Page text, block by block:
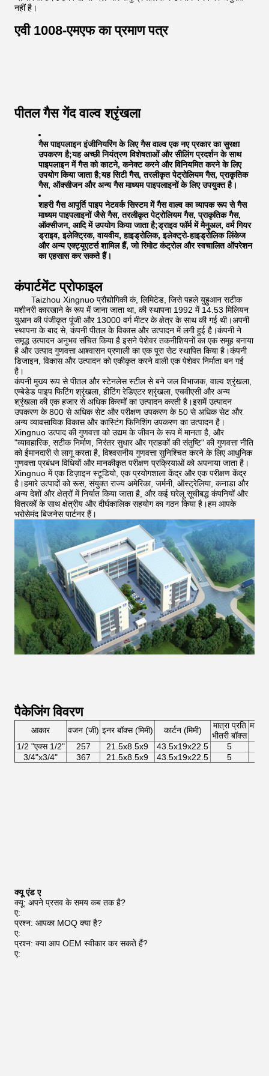
नहीं है।
एवी 1008-एमएफ का प्रमाण पत्र
पीतल गैस गेंद वाल्व श्रृंखला
गैस पाइपलाइन इंजीनियरिंग के लिए गैस वाल्व एक नए प्रकार का सुरक्षा
उपकरण है;यह अच्छी नियंत्रण विशेषताओं और सीलिंग प्रदर्शन के साथ
पाइपलाइन में गैस को काटने, कनेक्ट करने और विनियमित करने के लिए
उपयोग किया जाता है;यह सिटी गैस, तरलीकृत पेट्रोलियम गैस, प्राकृतिक
गैस, ऑक्सीजन और अन्य गैस माध्यम पाइपलाइनों के लिए उपयुक्त है।
शहरी गैस आपूर्ति पाइप नेटवर्क सिस्टम में गैस वाल्व का व्यापक रूप से गैस
माध्यम पाइपलाइनों जैसे गैस, तरलीकृत पेट्रोलियम गैस, प्राकृतिक गैस,
ऑक्सीजन, आदि में उपयोग किया जाता है;ड्राइव फॉर्म में मैनुअल, वर्म गियर
ड्राइव, इलेक्ट्रिक, वायवीय, हाइड्रोलिक, इलेक्ट्रो-हाइड्रोलिक लिंकेज
और अन्य एक्ट्यूएटर्स शामिल हैं, जो रिमोट कंट्रोल और स्वचालित ऑपरेशन
का एहसास कर सकते हैं।
कंपार्टमेंट प्रोफाइल
Taizhou Xingnuo प्रौद्योगिकी कं, लिमिटेड, जिसे पहले युहुआन सटीक
मशीनरी कारखाने के रूप में जाना जाता था, की स्थापना 1992 में 14.53 मिलियन
युआन की पंजीकृत पूंजी और 13000 वर्ग मीटर के क्षेत्र के साथ की गई थी।अपनी
स्थापना के बाद से, कंपनी पीतल के विकास और उत्पादन में लगी हुई है।कंपनी ने
समृद्ध उत्पादन अनुभव संचित किया है इसने पेशेवर तकनीशियनों का एक समूह बनाया
है और उत्पाद गुणवत्ता आश्वासन प्रणाली का एक पूरा सेट स्थापित किया है।कंपनी
डिजाइन, विकास और उत्पादन को एकीकृत करने वाली एक पेशेवर निर्माता बन गई
है।
कंपनी मुख्य रूप से पीतल और स्टेनलेस स्टील से बने जल विभाजक, वाल्व श्रृंखला,
एम्बेडेड पाइप फिटिंग श्रृंखला, हीटिंग रेडिएटर श्रृंखला, एचवीएसी और अन्य
श्रृंखला की एक हजार से अधिक किस्मों का उत्पादन करती है।इसमें उत्पादन
उपकरण के 800 से अधिक सेट और परीक्षण उपकरण के 50 से अधिक सेट और
अन्य व्यावसायिक विकास और कास्टिंग फिनिशिंग उपकरण का उत्पादन है।
Xingnuo उत्पाद की गुणवत्ता को उद्यम के जीवन के रूप में मानता है, और
"व्यावहारिक, सटीक निर्माण, निरंतर सुधार और ग्राहकों की संतुष्टि" की गुणवत्ता नीति
को ईमानदारी से लागू करता है, विश्वसनीय गुणवत्ता सुनिश्चित करने के लिए आधुनिक
गुणवत्ता प्रबंधन विधियों और मानकीकृत परीक्षण प्रक्रियाओं को अपनाया जाता है।
Xingnuo में एक डिज़ाइन स्टूडियो, एक प्रयोगशाला केंद्र और एक परीक्षण केंद्र
है।हमारे उत्पादों को रूस, संयुक्त राज्य अमेरिका, जर्मनी, ऑस्ट्रेलिया, कनाडा और
अन्य देशों और क्षेत्रों में निर्यात किया जाता है, और कई घरेलू सूचीबद्ध कंपनियों और
वितरकों के साथ क्षेत्रीय और दीर्घकालिक सहयोग का गठन किया है।हम आपके
भरोसेमंद बिजनेस पार्टनर हैं।
पैकेजिंग विवरण
आकार वजन (जी) इनर बॉक्स (मिमी) कार्टन (मिमी)
मात्रा प्रति
भीतरी बॉक्स
मात्रा
1/2 "एक्स 1/2"
257 21.5x8.5x9 43.5x19x22.5 5
3/4"x3/4"
367 21.5x8.5x9 43.5x19x22.5 5
क्यू एंड ए
क्यू: अपने प्रसव के समय कब तक है?
ए:
प्रश्न: आपका MOQ क्या है?
ए:
प्रश्न: क्या आप OEM स्वीकार कर सकते हैं?
ए: